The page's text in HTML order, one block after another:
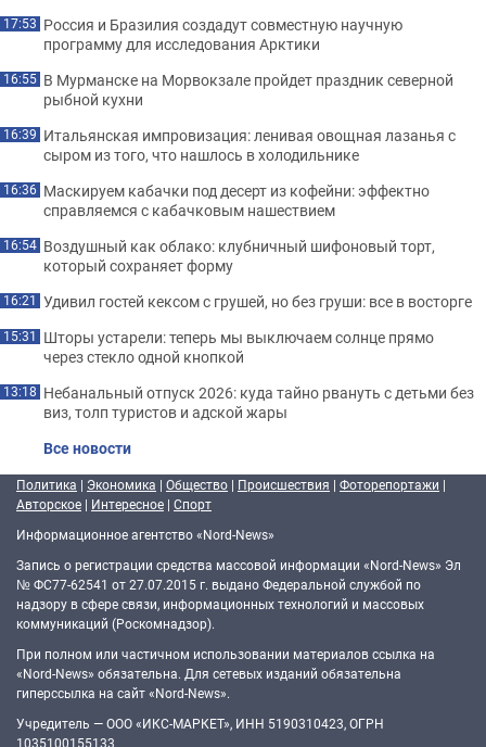
17:53 Россия и Бразилия создадут совместную научную
программу для исследования Арктики
16:55 В Мурманске на Морвокзале пройдет праздник северной
рыбной кухни
16:39 Итальянская импровизация: ленивая овощная лазанья с
сыром из того, что нашлось в холодильнике
16:36 Маскируем кабачки под десерт из кофейни: эффектно
справляемся с кабачковым нашествием
16:54 Воздушный как облако: клубничный шифоновый торт,
который сохраняет форму
16:21 Удивил гостей кексом с грушей, но без груши: все в восторге
15:31 Шторы устарели: теперь мы выключаем солнце прямо
через стекло одной кнопкой
13:18 Небанальный отпуск 2026: куда тайно рвануть с детьми без
виз, толп туристов и адской жары
Все новости
Политика | Экономика | Общество | Происшествия | Фоторепортажи |
Авторское | Интересное | Спорт
Информационное агентство «Nord-News»
Запись о регистрации средства массовой информации «Nord-News» Эл
№ ФС77-62541 от 27.07.2015 г. выдано Федеральной службой по
надзору в сфере связи, информационных технологий и массовых
коммуникаций (Роскомнадзор).
При полном или частичном использовании материалов ссылка на
«Nord-News» обязательна. Для сетевых изданий обязательна
гиперссылка на сайт «Nord-News».
Учредитель — ООО «ИКС-МАРКЕТ», ИНН 5190310423, ОГРН
1035100155133